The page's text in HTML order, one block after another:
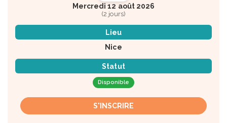
Mercredi 12 août 2026
(2 jours)
Lieu
Nice
Statut
Disponible
S'INSCRIRE